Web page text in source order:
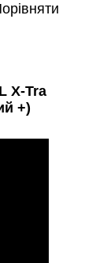
X-Tra
+)